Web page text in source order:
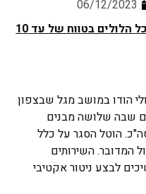
06/12/2023
משרד החקלאות הטיל הסגר על כל הלולים בטווח של עד 10
הודו במושב מגל שבצפון
שבה שלושה מבנים
עופות בסה"כ. הוטל הסגר על כלל
עד 10 ק"מ מהלול המדובר. השירותים
לבצע ניטור אקטיבי